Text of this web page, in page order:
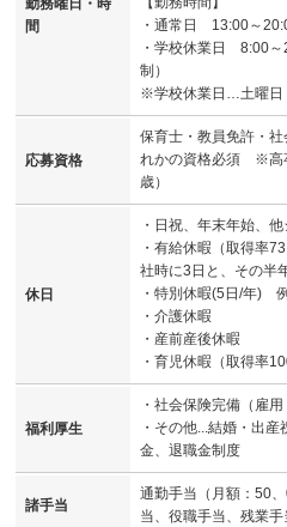
勤務曜日・時
間
・通常日 13:00～
・学校休業日 8:00～
制）
※学校休業日…土曜日
応募資格
保育士・教員免許・
れかの資格必須 ※高
歳）
休日
・日祝、年末年始、他
・有給休暇（取得率
社時に3日と、その半
・特別休暇(5日/年)
・介護休暇
・産前産後休暇
・育児休暇（取得率
福利厚生
・社会保険完備（雇
・その他...結婚・出
金、退職金制度
諸手当
通勤手当（月額：50
当、役職手当、残業